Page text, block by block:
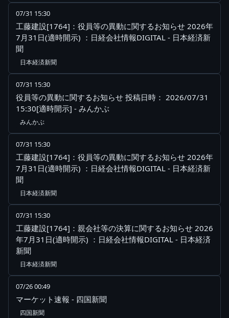
07/31 15:30
工藤建設[1764]：役員等の異動に関するお知らせ 2026年
7月31日(適時開示) ：日経会社情報DIGITAL - 日本経済新
聞
日本経済新聞
07/31 15:30
役員等の異動に関するお知らせ 投稿日時： 2026/07/31
15:30[適時開示] - みんかぶ
みんかぶ
07/31 15:30
工藤建設[1764]：役員等の異動に関するお知らせ 2026年
7月31日(適時開示) ：日経会社情報DIGITAL - 日本経済新
聞
日本経済新聞
07/31 15:30
工藤建設[1764]：親会社等の決算に関するお知らせ 2026
年7月31日(適時開示) ：日経会社情報DIGITAL - 日本経済
新聞
日本経済新聞
07/26 00:49
マーケット速報 - 四国新聞
四国新聞